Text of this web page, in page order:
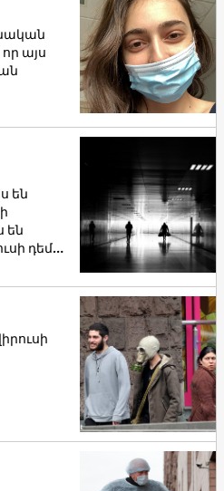
այս
են
են
դեմ